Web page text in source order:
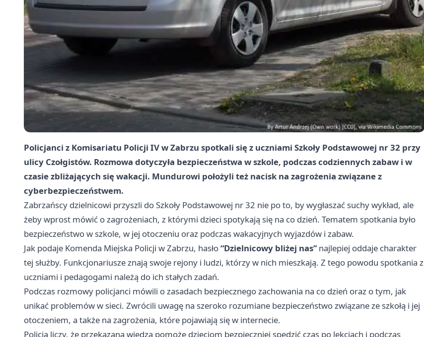
Policjanci z Komisariatu Policji IV w Zabrzu spotkali się z uczniami Szkoły Podstawowej nr 32 przy
ulicy Czołgistów. Rozmowa dotyczyła bezpieczeństwa w szkole, podczas codziennych zabaw i w
czasie zbliżających się wakacji. Mundurowi położyli też nacisk na zagrożenia związane z
cyberbezpieczeństwem.
Zabrzańscy dzielnicowi przyszli do Szkoły Podstawowej nr 32 nie po to, by wygłaszać suchy wykład, ale
żeby wprost mówić o zagrożeniach, z którymi dzieci spotykają się na co dzień. Tematem spotkania było
bezpieczeństwo w szkole, w jej otoczeniu oraz podczas wakacyjnych wyjazdów i zabaw.
Jak podaje Komenda Miejska Policji w Zabrzu, hasło“Dzielnicowy bliżej nas”najlepiej oddaje charakter
tej służby. Funkcjonariusze znają swoje rejony i ludzi, którzy w nich mieszkają. Z tego powodu spotkania z
uczniami i pedagogami należą do ich stałych zadań.
Podczas rozmowy policjanci mówili o zasadach bezpiecznego zachowania na co dzień oraz o tym, jak
unikać problemów w sieci. Zwrócili uwagę na szeroko rozumiane bezpieczeństwo związane ze szkołą i jej
otoczeniem, a także na zagrożenia, które pojawiają się w internecie.
Policja liczy, że przekazana wiedza pomoże dzieciom bezpieczniej spędzić czas po lekcjach i podczas